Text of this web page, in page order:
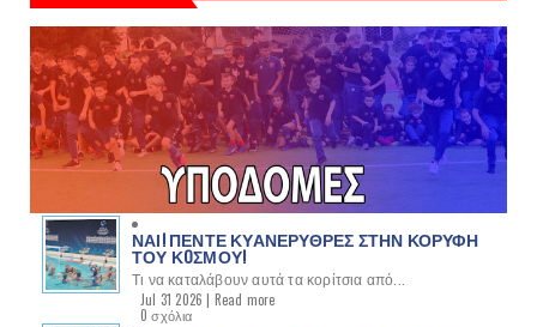
ΝΑΙ! ΠΕΝΤΕ ΚΥΑΝΕΡΥΘΡΕΣ ΣΤΗΝ ΚΟΡΥΦΗ
ΤΟΥ ΚOΣΜΟΥ!
Τι να καταλάβουν αυτά τα κορίτσια από...
Jul 31 2026 | Read more
0 σχόλια